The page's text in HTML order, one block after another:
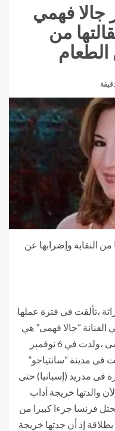
جالا فهمي
من
الطعام
النقابة وإضرابها عن
،تألقت في فترة عملها
“جالا فهمى” هي
أبنة المخرج الكبير الراحل أشرف فهمى ،ولدت في 6 نوفمبر
عاشت فى مدينة “سانتياجو”
فى مدريد (إسبانيا) حتى
والدتها خريجة آداب
فرنسا جزءا كبيرا من
إذ أن جدتها خريجة